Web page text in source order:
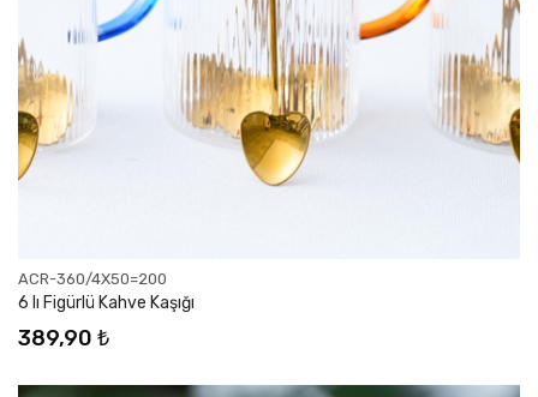
ACR-360/4X50=200
6 lı Figürlü Kahve Kaşığı
389,90 ₺